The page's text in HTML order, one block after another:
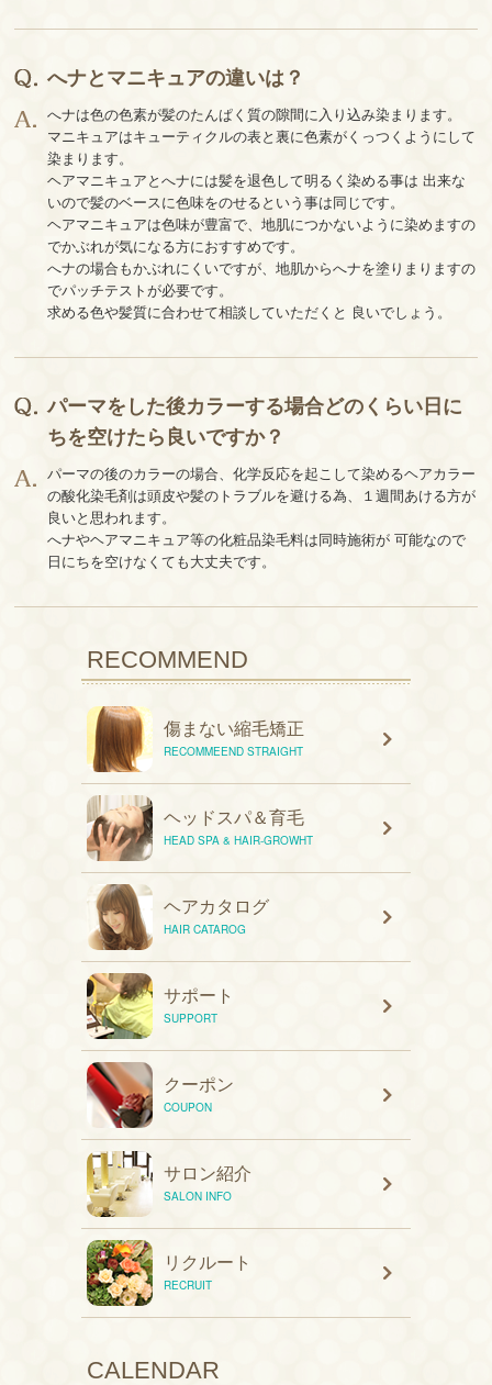
へナとマニキュアの違いは？
へナは色の色素が髪のたんぱく質の隙間に入り込み染まります。
マニキュアはキューティクルの表と裏に色素がくっつくようにして
染まります。
ヘアマニキュアとへナには髪を退色して明るく染める事は 出来な
いので髪のベースに色味をのせるという事は同じです。
ヘアマニキュアは色味が豊富で、地肌につかないように染めますの
でかぶれが気になる方におすすめです。
へナの場合もかぶれにくいですが、地肌からへナを塗りまりますの
でパッチテストが必要です。
求める色や髪質に合わせて相談していただくと 良いでしょう。
パーマをした後カラーする場合どのくらい日に
ちを空けたら良いですか？
パーマの後のカラーの場合、化学反応を起こして染めるヘアカラー
の酸化染毛剤は頭皮や髪のトラブルを避ける為、１週間あける方が
良いと思われます。
へナやヘアマニキュア等の化粧品染毛料は同時施術が 可能なので
日にちを空けなくても大丈夫です。
RECOMMEND
傷まない縮毛矯正
RECOMMEEND STRAIGHT
ヘッドスパ＆育毛
HEAD SPA & HAIR-GROWHT
ヘアカタログ
HAIR CATAROG
サポート
SUPPORT
クーポン
COUPON
サロン紹介
SALON INFO
リクルート
RECRUIT
CALENDAR